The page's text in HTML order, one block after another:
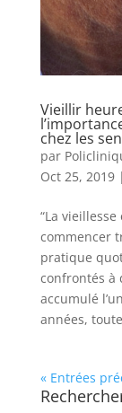
Vieillir
chez les
par
Oct 25, 2019|
“La
commencer
pratique
confrontés à
accumulé
années,
« Entrées